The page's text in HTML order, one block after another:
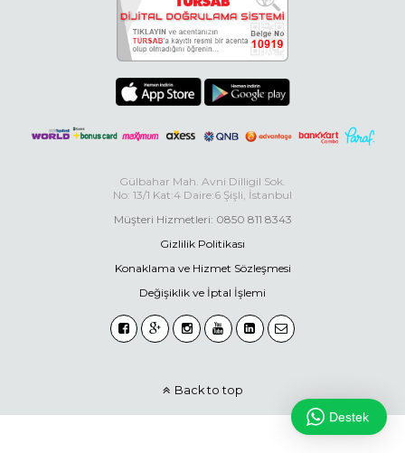
Gülbahar Mah. Avni Dilligil Sok.
No: 13/1 Kat:4 Daire:6 Şişli, İstanbul
Müşteri Hizmetleri: 0850 811 8343
Gizlilik Politikası
Konaklama ve Hizmet Sözleşmesi
Değişiklik ve İptal İşlemi
Back to top
Destek